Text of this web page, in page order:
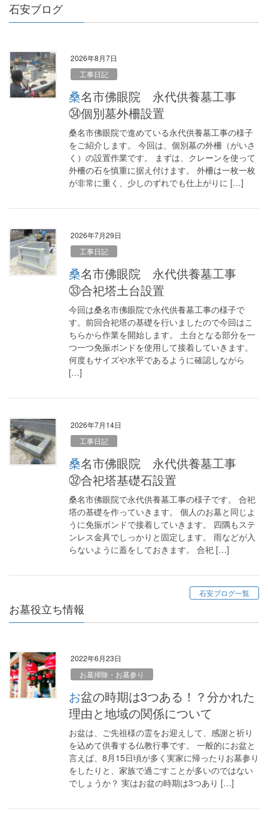
石安ブログ
2026年8月7日
工事日記
桑名市佛眼院 永代供養墓工事
㉞個別墓外柵設置
桑名市佛眼院で進めている永代供養墓工事の様子
をご紹介します。 今回は、個別墓の外柵（がいさ
く）の設置作業です。 まずは、クレーンを使って
外柵の石を慎重に据え付けます。 外柵は一枚一枚
が非常に重く、少しのずれでも仕上がりに […]
2026年7月29日
工事日記
桑名市佛眼院 永代供養墓工事
㉝合祀塔土台設置
今回は桑名市佛眼院で永代供養墓工事の様子で
す。前回合祀塔の基礎を行いましたので今回はこ
ちらから作業を開始します。 土台となる部分を一
つ一つ免振ボンドを使用して接着していきます。
何度もサイズや水平であるように確認しながら
[…]
2026年7月14日
工事日記
桑名市佛眼院 永代供養墓工事
㉜合祀塔基礎石設置
桑名市佛眼院で永代供養墓工事の様子です。 合祀
塔の基礎を作っていきます。 個人のお墓と同じよ
うに免振ボンドで接着していきます。 四隅もステ
ンレス金具でしっかりと固定します。 雨などが入
らないように蓋をしておきます。 合祀 […]
石安ブログ一覧
お墓役立ち情報
2022年6月23日
お墓掃除・お墓参り
お盆の時期は3つある！？分かれた
理由と地域の関係について
お盆は、ご先祖様の霊をお迎えして、感謝と祈り
を込めて供養する仏教行事です。 一般的にお盆と
言えば、8月15日頃が多く実家に帰ったりお墓参り
をしたりと、家族で過ごすことが多いのではない
でしょうか？ 実はお盆の時期は3つあり […]